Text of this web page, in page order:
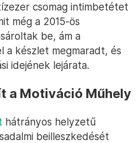
csomag intimbetétet
még a 2015-ös
be, ám a
a készlet megmaradt, és
idejének lejárata.
a Motiváció Műhely
hátrányos helyzetű
beilleszkedését